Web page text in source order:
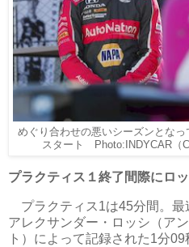
めぐり合わせの悪いシーズンとな
スタート Photo:INDYCAR（
プラクティス１終了間際にロ
プラクティス1は45分間。最
アレクサンダー・ロッシ（ア
ト）によって記録された1分